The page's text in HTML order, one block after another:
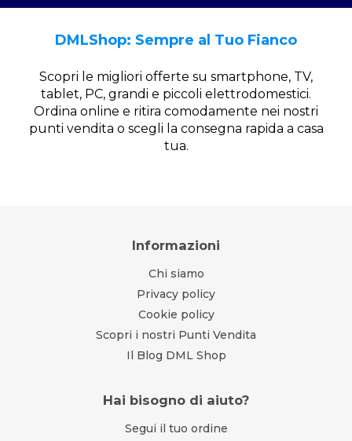
DMLShop: Sempre al Tuo Fianco
Scopri le migliori offerte su smartphone, TV,
tablet, PC, grandi e piccoli elettrodomestici.
Ordina online e ritira comodamente nei nostri
punti vendita o scegli la consegna rapida a casa
tua.
Informazioni
Chi siamo
Privacy policy
Cookie policy
Scopri i nostri Punti Vendita
Il Blog DML Shop
Hai bisogno di aiuto?
Segui il tuo ordine